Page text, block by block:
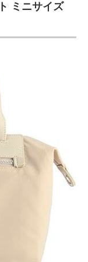
ミニサイズ